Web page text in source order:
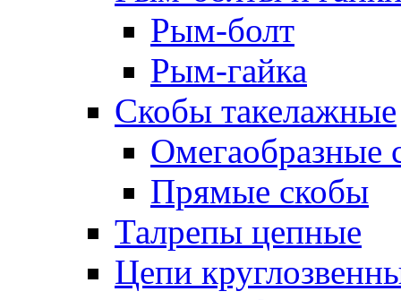
Рым-болт
Рым-гайка
Скобы такелажные
Омегаобразные
Прямые скобы
Талрепы цепные
Цепи